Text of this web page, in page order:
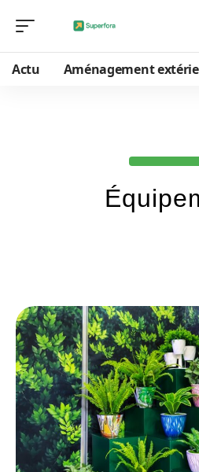
Actu Aménagement